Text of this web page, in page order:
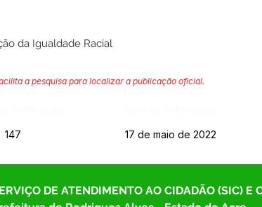
da Igualdade Racial
a pesquisa para localizar a publicação oficial.
147 17 de maio de 2022
DE ATENDIMENTO AO CIDADÃO (SIC) E